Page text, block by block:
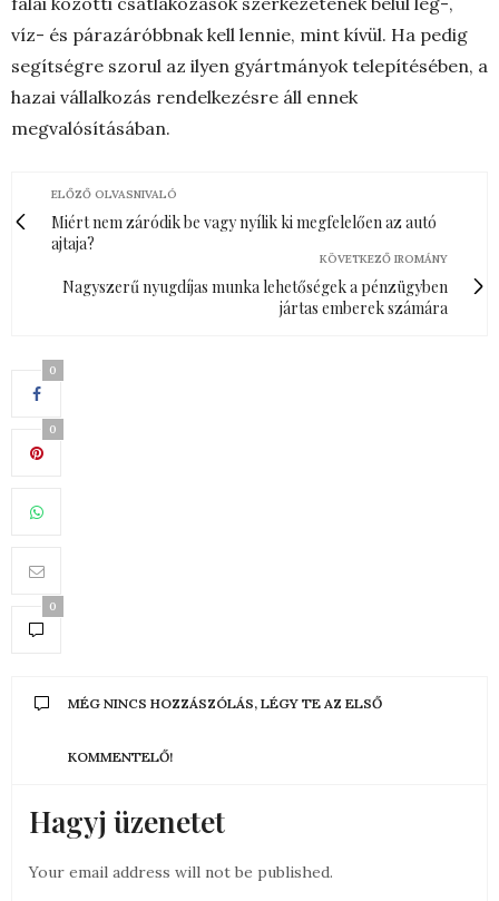
víz- és párazáróbbnak kell lennie, mint kívül. Ha pedig
segítségre szorul az ilyen gyártmányok telepítésében, a
hazai vállalkozás rendelkezésre áll ennek
megvalósításában.
ELŐZŐ OLVASNIVALÓ
Miért nem záródik be vagy nyílik ki megfelelően az autó
ajtaja?
KÖVETKEZŐ IROMÁNY
Nagyszerű nyugdíjas munka lehetőségek a pénzügyben
jártas emberek számára
0
0
0
MÉG NINCS HOZZÁSZÓLÁS, LÉGY TE AZ ELSŐ
KOMMENTELŐ!
Hagyj üzenetet
Your email address will not be published.